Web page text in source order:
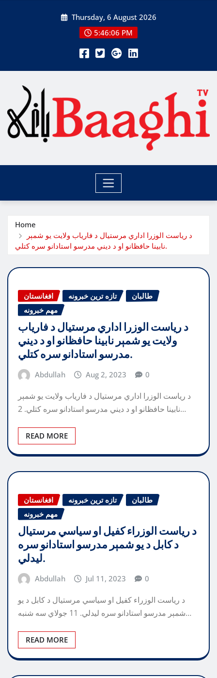
Thursday, 6 August 2026
5:46:06 PM
Home
د رياست الوزرا اداري مرستيال د فارياب ولايت يو شمېر
نابينا حافظانو او د ديني مدرسو استادانو سره کتلي.
افغانستان تازه ترین خبرونه
طالبان
مهم خبرونه
د رياست الوزرا اداري مرستيال د فارياب
ولايت يو شمېر نابينا حافظانو او د ديني
مدرسو استادانو سره کتلي.
Abdullah Aug 2, 2023 0
د رياست الوزرا اداري مرستيال د فارياب ولايت يو شمېر
نابينا حافظانو او د ديني مدرسو استادانو سره کتلي. 2…
READ MORE
افغانستان تازه ترین خبرونه
طالبان
مهم خبرونه
د ریاست الوزراء کفیل او سیاسي مرستیال
د کابل د یو شمېر مدرسو استادانو سره
لیدلي.
Abdullah Jul 11, 2023 0
د ریاست الوزراء کفیل او سیاسي مرستیال د کابل د یو
شمېر مدرسو استادانو سره لیدلي. 11 جولاي سه شنبه…
READ MORE